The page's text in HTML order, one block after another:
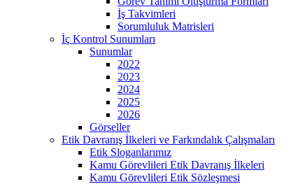
İş Takvimleri
Sorumluluk Matrisleri
İç Kontrol Sunumları
Sunumlar
2022
2023
2024
2025
2026
Görseller
Etik Davranış İlkeleri ve Farkındalık Çalışmaları
Etik Sloganlarımız
Kamu Görevlileri Etik Davranış İlkeleri
Kamu Görevlileri Etik Sözleşmesi